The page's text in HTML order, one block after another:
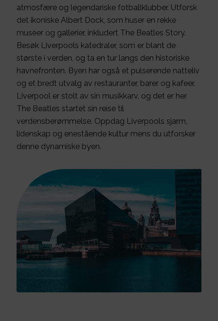
atmosfære og legendariske fotballklubber. Utforsk
det ikoniske Albert Dock, som huser en rekke
museer og gallerier, inkludert The Beatles Story.
Besøk Liverpools katedraler, som er blant de
største i verden, og ta en tur langs den historiske
havnefronten. Byen har også et pulserende natteliv
og et bredt utvalg av restauranter, barer og kafeer.
Liverpool er stolt av sin musikkarv, og det er her
The Beatles startet sin reise til
verdensberømmelse. Oppdag Liverpools sjarm,
lidenskap og enestående kultur mens du utforsker
denne dynamiske byen.